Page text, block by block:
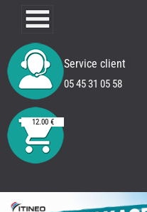
Service client
05 45 31 05 58
12.00 €